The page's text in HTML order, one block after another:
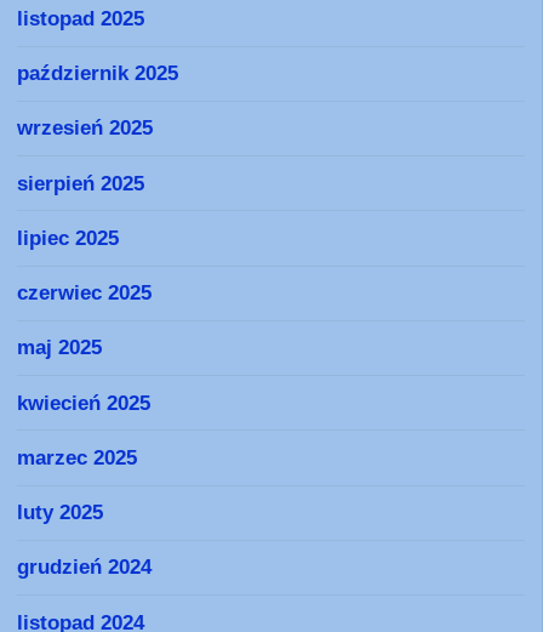
listopad 2025
październik 2025
wrzesień 2025
sierpień 2025
lipiec 2025
czerwiec 2025
maj 2025
kwiecień 2025
marzec 2025
luty 2025
grudzień 2024
listopad 2024